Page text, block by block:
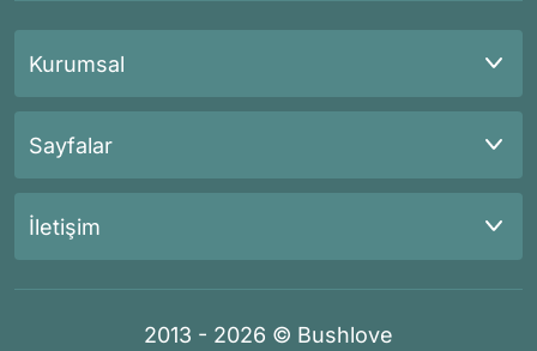
Kurumsal
Sayfalar
İletişim
2013 - 2026 © Bushlove